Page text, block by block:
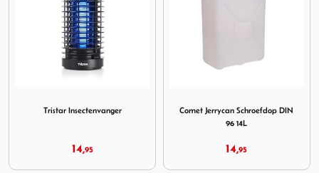
Tristar Insectenvanger
14,95
Comet Jerrycan Schroefdop DIN
96 14L
14,95